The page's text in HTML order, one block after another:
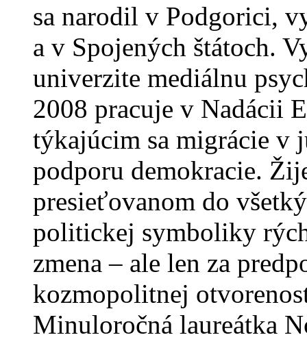
sa narodil v Podgorici,
a v Spojených štátoch.
univerzite mediálnu
2008 pracuje v Nadácii
týkajúcim sa migrácie v
podporu demokracie.
presieťovanom do
politickej symboliky
zmena – ale len za
kozmopolitnej
Minuloročná laureátka